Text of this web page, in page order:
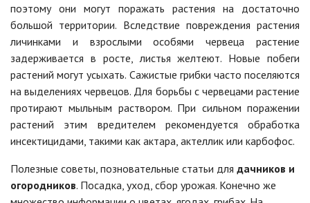
поэтому они могут поражать растения на достаточно
большой территории. Вследствие повреждения растения
личинками и взрослыми особями червеца растение
задерживается в росте, листья желтеют. Новые побеги
растений могут усыхать. Сажистые грибки часто поселяются
на выделениях червецов. Для борьбы с червецами растение
протирают мыльным раствором. При сильном поражении
растений этим вредителем рекомендуется обработка
инсектицидами, такими как актара, актеллик или карбофос.
Полезные советы, позновательные статьи для дачников и
огородников. Посадка, уход, сбор урожая. Конечно же